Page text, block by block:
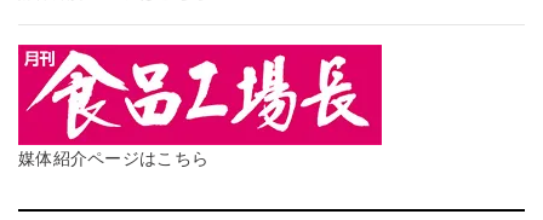
媒体紹介ページはこちら